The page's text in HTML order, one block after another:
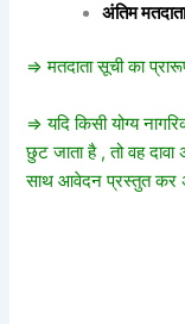
अंतिम
=> मतदाता सूची का
=> यदि किसी योग्य
छुट जाता है , तो वह
साथ आवेदन प्रस्तुत कर